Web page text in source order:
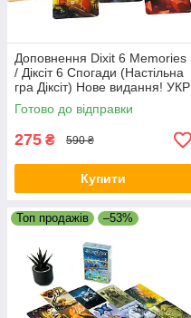
Доповнення Dixit 6 Memories
/ Діксіт 6 Спогади (Настільна
гра Діксіт) Нове видання! УКР
Готово до відправки
275 ₴ 590 ₴
Купити
Топ продажів –53%